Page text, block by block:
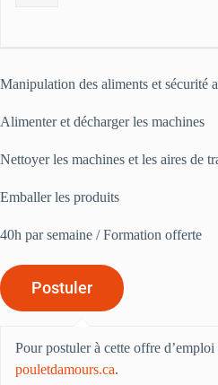
Manipulation des aliments et sécurité
Alimenter et décharger les machines
Nettoyer les machines et les aires de
Emballer les produits
40h par semaine / Formation offerte
Pour postuler à cette offre
pouletdamours.ca.